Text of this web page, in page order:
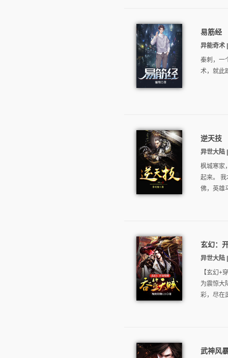
易筋经
异能奇术
秦刺，一
术，就此
逆天技
异世大陆
枫城寒家
起来。
佛，英雄
玄幻：
异世大陆
【玄幻+
为震惊大
彩，尽在
武神风